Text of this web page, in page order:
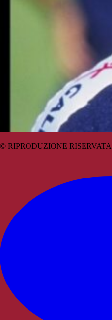
© RIPRODUZIONE RISERVATA